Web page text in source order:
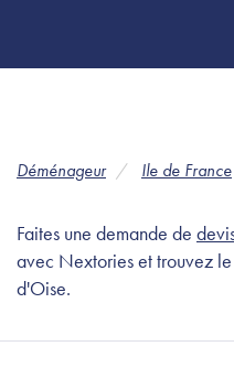
Déménageur Ile de France
Faites une demande de
avec Nextories et trouvez
d'Oise.